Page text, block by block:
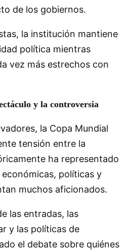
de los gobiernos.
la institución mantiene
política mientras
vez más estrechos con
y la controversia
la Copa Mundial
tensión entre la
ha representado
políticas y
muchos aficionados.
las entradas, las
y las políticas de
el debate sobre quiénes